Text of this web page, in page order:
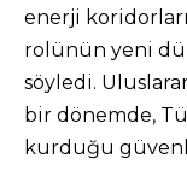
enerji
rolünün yeni
söyledi.
bir dönemde,
kurduğu